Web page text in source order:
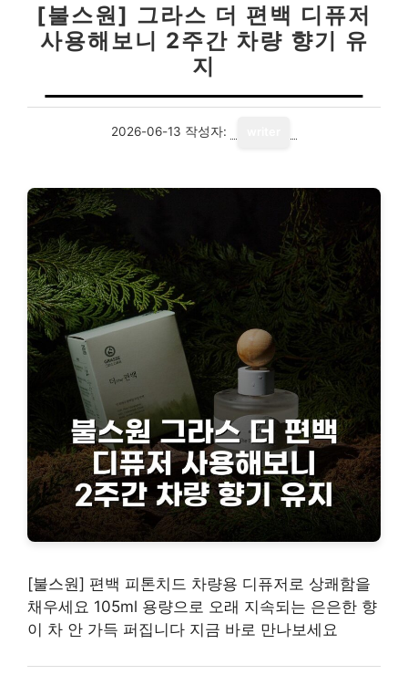
[불스원] 그라스 더 편백 디퓨저
사용해보니 2주간 차량 향기 유
지
2026-06-13 작성자:
[불스원] 편백 피톤치드 차량용 디퓨저로 상쾌함을
채우세요 105ml 용량으로 오래 지속되는 은은한 향
이 차 안 가득 퍼집니다 지금 바로 만나보세요